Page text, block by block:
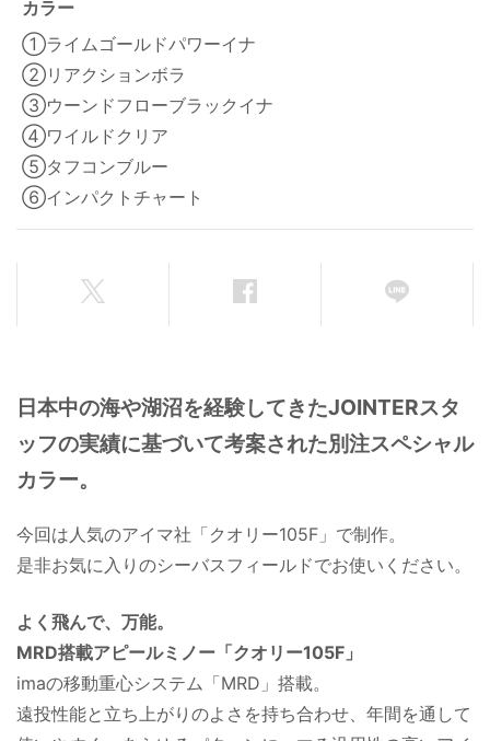
カラー
①ライムゴールドパワーイナ
②リアクションボラ
③ウーンドフローブラックイナ
④ワイルドクリア
⑤タフコンブルー
⑥インパクトチャート
日本中の海や湖沼を経験してきたJOINTERスタ
ッフの実績に基づいて考案された別注スペシャル
カラー。
今回は人気のアイマ社「クオリー105F」で制作。
是非お気に入りのシーバスフィールドでお使いください。
よく飛んで、万能。
MRD搭載アピールミノー「クオリー105F」
imaの移動重心システム「MRD」搭載。
遠投性能と立ち上がりのよさを持ち合わせ、年間を通して